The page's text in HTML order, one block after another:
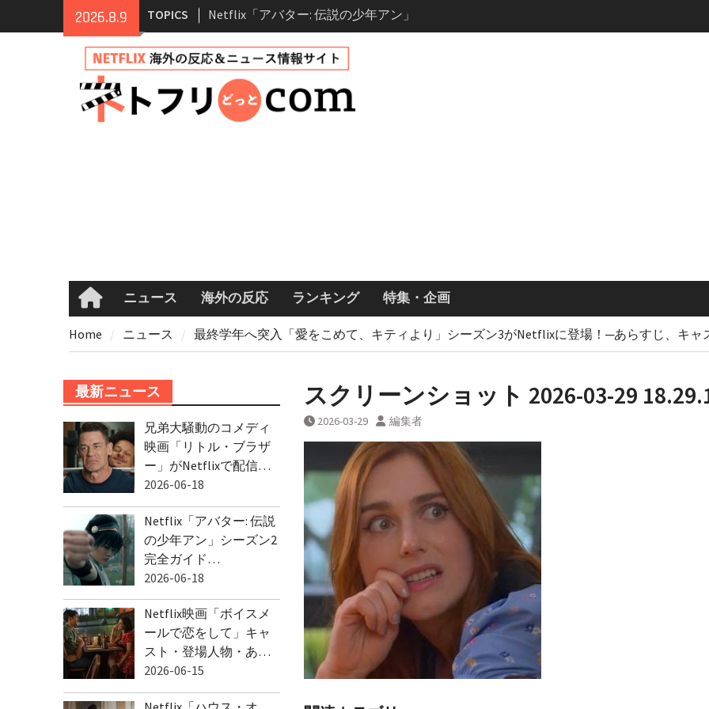
2026.8.9 TOPICS
Netflix「アバター: 伝説の少年アン」
シーズン2 完全ガイド｜キャスト・
登場人物・あらすじ・シーズン3最新
情報
Netflix映画「ボイスメールで恋をし
て」キャスト・登場人物・あらすじ
め
Homeニュース 海外の反応 ランキング 特集・企画
Home ニュース 最終学年へ突入「愛をこめて、キティより」シーズン3がNetflixに登場！─あらすじ、キャ
スクリーンショット 2026-03-29
2026-03-29 編集者
最新ニュース
兄弟大騒動のコメディ
映画「リトル・ブラザ
ー」がNetflixで配信…
2026-06-18
Netflix「アバター: 伝説
の少年アン」シーズン2
完全ガイド…
2026-06-18
Netflix映画「ボイスメ
ールで恋をして」キャ
スト・登場人物・あ…
2026-06-15